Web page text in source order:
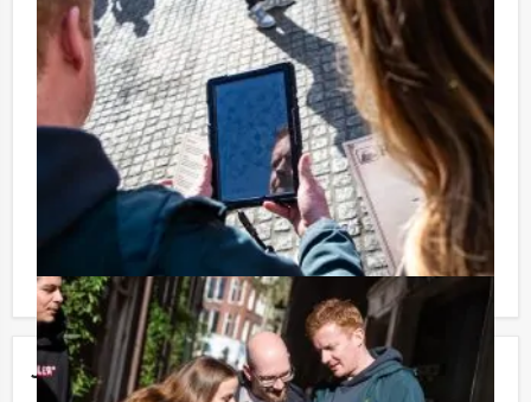
Jouw uitje
Tip:
Uiteraard is dit uitje uitstekend te combineren met een
heerlijke lunch vooraf of een uitgebreid diner na
afloop. U kunt dit spel ook combineren met andere
spelevenementen. Informeer naar de mogelijkheden!
Komt u niet aan het minimale aantal deelnemers voor
dit arrangement? Als u bereid bent voor het minimale
aantal te betalen, kunt u ook gewoon voor minder
personen boeken!